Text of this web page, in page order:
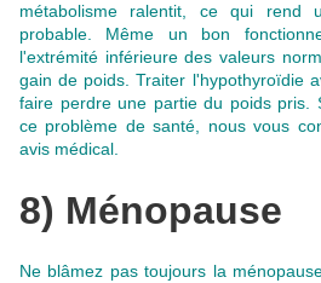
métabolisme ralentit, ce qui rend
probable . Même un bon
l'extrémité inférieure des valeurs
gain de poids.Traiter l'hypothyroïdie
faire perdre une partie du poids pris
ce problème de santé, nous vous
avis médical.
8) Ménopause
Ne blâmez pas toujours la